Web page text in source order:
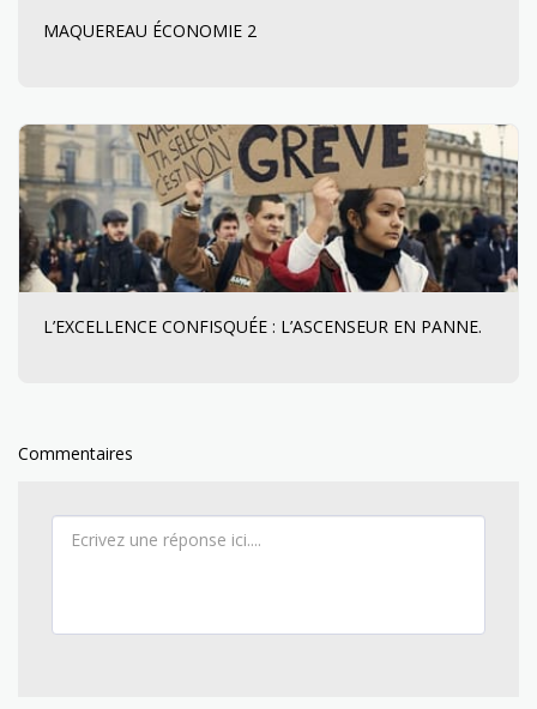
MAQUEREAU ÉCONOMIE 2
L’EXCELLENCE CONFISQUÉE : L’ASCENSEUR EN PANNE.
Commentaires